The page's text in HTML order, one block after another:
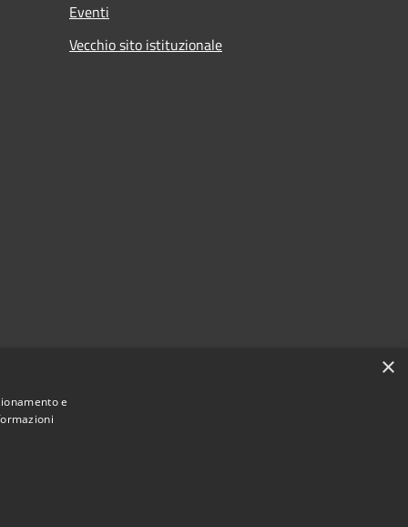
Eventi
Vecchio sito istituzionale
×
e